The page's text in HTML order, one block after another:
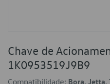
Chave de
1K0953519J9B9
Compatibilidade: Bora, Jetta,